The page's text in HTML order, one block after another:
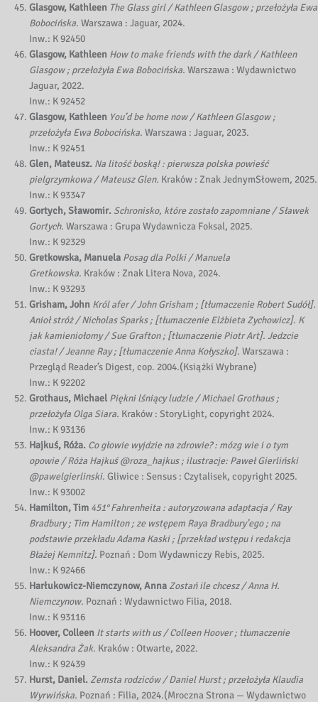
Glasgow, Kathleen The Glass girl / Kathleen Glasgow ; przełożyła Ewa
Bobocińska.Warszawa : Jaguar, 2024.
Inw.: K 92450
Glasgow, Kathleen How to make friends with the dark / Kathleen
Glasgow ; przełożyła Ewa Bobocińska.Warszawa : Wydawnictwo
Jaguar, 2022.
Inw.: K 92452
Glasgow, Kathleen You’d be home now / Kathleen Glasgow ;
przełożyła Ewa Bobocińska.Warszawa : Jaguar, 2023.
Inw.: K 92451
Glen, Mateusz. Na litość boską! : pierwsza polska powieść
pielgrzymkowa / Mateusz Glen. Kraków : Znak JednymSłowem, 2025.
Inw.: K 93347
Gortych, Sławomir. Schronisko, które zostało zapomniane / Sławek
Gortych.Warszawa : Grupa Wydawnicza Foksal, 2025.
Inw.: K 92329
Gretkowska, Manuela Posag dla Polki / Manuela
Gretkowska. Kraków : Znak Litera Nova, 2024.
Inw.: K 93293
Grisham, John Król afer / John Grisham ; [tłumaczenie Robert Sudół].
Anioł stróż / Nicholas Sparks ; [tłumaczenie Elżbieta Zychowicz]. K
jak kamieniołomy / Sue Grafton ; [tłumaczenie Piotr Art]. Jedzcie
ciasta! / Jeanne Ray ; [tłumaczenie Anna Kołyszko].Warszawa :
Przegląd Reader’s Digest, cop. 2004.(Książki Wybrane)
Inw.: K 92202
Grothaus, Michael Piękni lśniący ludzie / Michael Grothaus ;
przełożyła Olga Siara. Kraków : StoryLight, copyright 2024.
Inw.: K 93136
Hajkuś, Róża. Co głowie wyjdzie na zdrowie? : mózg wie i o tym
opowie / Róża Hajkuś @roza_hajkus ; ilustracje: Paweł Gierliński
@pawelgierlinski.Gliwice : Sensus : Czytalisek, copyright 2025.
Inw.: K 93002
Hamilton, Tim 451° Fahrenheita : autoryzowana adaptacja / Ray
Bradbury ; Tim Hamilton ; ze wstępem Raya Bradbury’ego ; na
podstawie przekładu Adama Kaski ; [przekład wstępu i redakcja
Błażej Kemnitz]. Poznań : Dom Wydawniczy Rebis, 2025.
Inw.: K 92466
Harłukowicz-Niemczynow, Anna Zostań ile chcesz / Anna H.
Niemczynow. Poznań : Wydawnictwo Filia, 2018.
Inw.: K 93116
Hoover, Colleen It starts with us / Colleen Hoover ; tłumaczenie
Aleksandra Żak. Kraków : Otwarte, 2022.
Inw.: K 92439
Hurst, Daniel. Zemsta rodziców / Daniel Hurst ; przełożyła Klaudia
Wyrwińska. Poznań : Filia, 2024.(Mroczna Strona — Wydawnictwo